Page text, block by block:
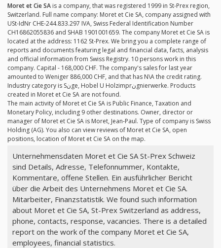
Moret et Cie SA is a company, that was registered 1999 in St-Prex region,
Switzerland. Full name company: Moret et Cie SA, company assigned with
USt-IdNr CHE-244.833.297 IVA, Swiss Federal Identification Number
CH16862055836 and SHAB 1901001659. The company Moret et Cie SA is
located at the address: 1162 St-Prex. We bring you a complete range of
reports and documents featuring legal and financial data, facts, analysis
and official information from Swiss Registry. 10 persons work in this
company. Capital - 168,000 CHF. The company's sales for last year
amounted to Weniger 886,000 CHF, and that has N\A the credit rating.
Industry category is Sنge, Hobel U Holzimprنgnierwerke. Products
created in Moret et Cie SA are not found.
The main activity of Moret et Cie SA is Public Finance, Taxation and
Monetary Policy, including 9 other destinations. Owner, director or
manager of Moret et Cie SA is Moret, Jean-Paul. Type of company is Swiss
Holding (AG). You also can view reviews of Moret et Cie SA, open
positions, location of Moret et Cie SA on the map.
Unternehmensdaten Moret et Cie SA St-Prex Schweiz
sind Details, Adresse, Telefonnummer, Kontakte,
Kommentare, offene Stellen. Ein ausführlicher Bericht
über die Arbeit des Unternehmens Moret et Cie SA.
Mitarbeiter, Finanzstatistik. We found such information
about Moret et Cie SA, St-Prex Switzerland as address,
phone, contacts, response, vacancies. There is a detailed
report on the work of the company Moret et Cie SA,
employees, financial statistics.